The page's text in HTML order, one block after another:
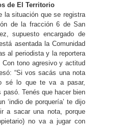
de El Territorio
la situación que se registra
de la fracción 6 de San
supuesto encargado de
asentada la Comunidad
al periodista y la reportera
Con tono agresivo y actitud
“Si vos sacás una nota
sé lo que te va a pasar,
Tenés que hacer bien
‘indio de porquería’ te dijo
a sacar una nota, porque
no va a jugar con